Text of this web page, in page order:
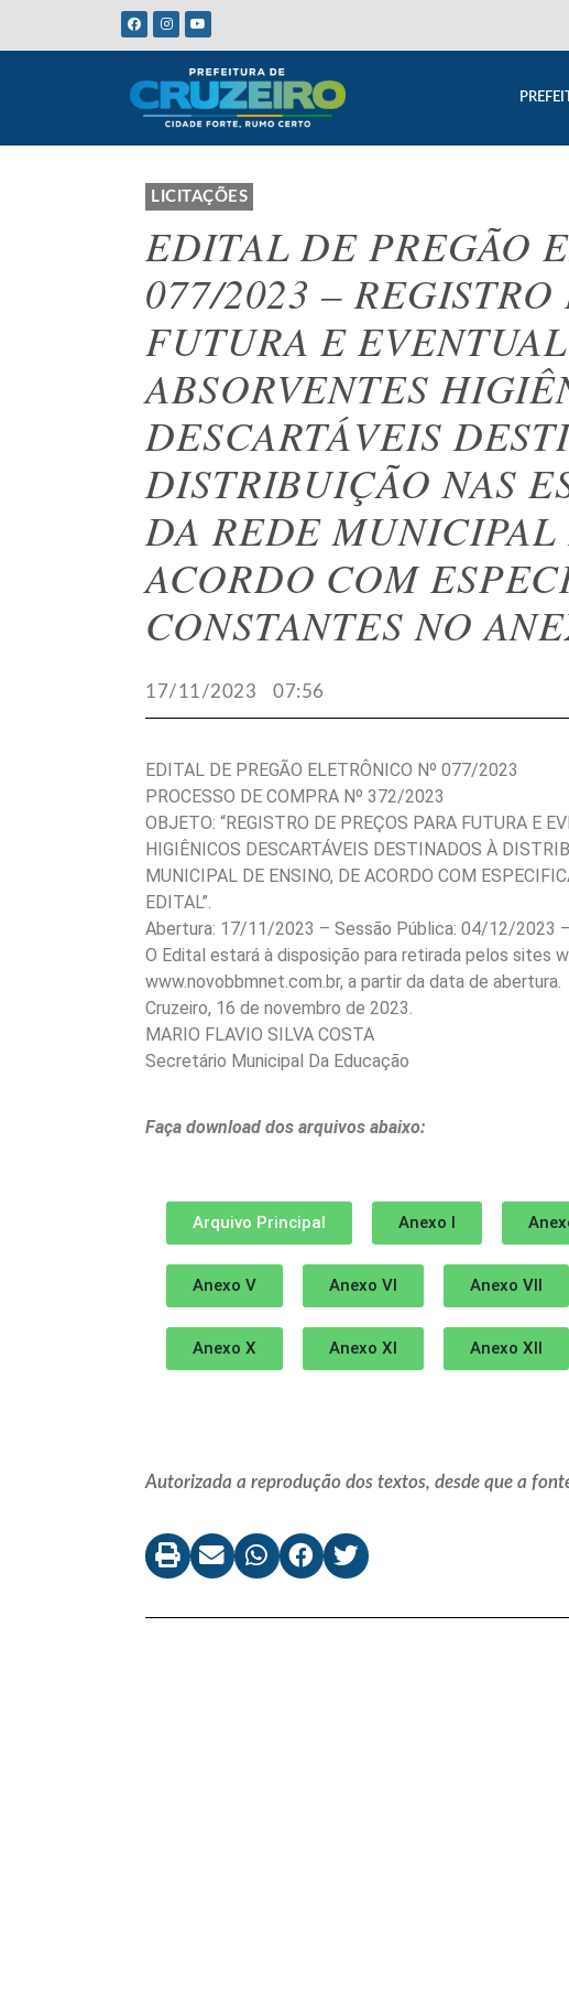
LICITAÇÕES
EDITAL DE PREGÃO
077/2023 – REGISTRO
FUTURA E
ABSORVENTES
DESCARTÁVEIS
DISTRIBUIÇÃO NAS
DA REDE
ACORDO COM
CONSTANTES NO
17/11/2023 07:56
EDITAL DE PREGÃO ELETRÔNICO Nº 077/2023
PROCESSO DE COMPRA Nº 372/2023
OBJETO: “REGISTRO DE PREÇOS PARA FUTURA E
HIGIÊNICOS DESCARTÁVEIS DESTINADOS À
MUNICIPAL DE ENSINO, DE ACORDO COM
EDITAL”.
Abertura: 17/11/2023 – Sessão Pública: 04/12/2023
O Edital estará à disposição para retirada pelos sites
www.novobbmnet.com.br, a partir da data de abertura.
Cruzeiro, 16 de novembro de 2023.
MARIO FLAVIO SILVA COSTA
Secretário Municipal Da Educação
Faça download dos arquivos abaixo:
Arquivo Principal Anexo I
Anexo V Anexo VI Anexo VII
Anexo X Anexo XI Anexo XII
Autorizada a reprodução dos textos, desde que a